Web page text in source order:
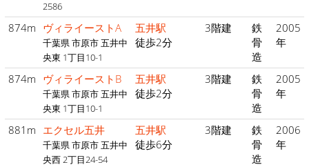
2586
874m ヴィライーストA
千葉県 市原市 五井中
央東 1丁目10-1
五井駅
徒歩2分
3階建
鉄
骨
造
2005
年
874m ヴィライーストB
千葉県 市原市 五井中
央東 1丁目10-1
五井駅
徒歩2分
3階建
鉄
骨
造
2005
年
881m エクセル五井
千葉県 市原市 五井中
央西 2丁目24-54
五井駅
徒歩6分
3階建
鉄
骨
造
2006
年